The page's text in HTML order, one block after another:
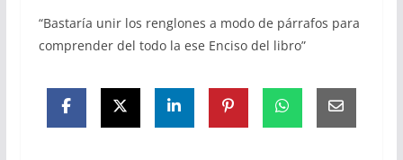
“Bastaría unir los renglones a modo de párrafos para
comprender del todo la ese Enciso del libro”